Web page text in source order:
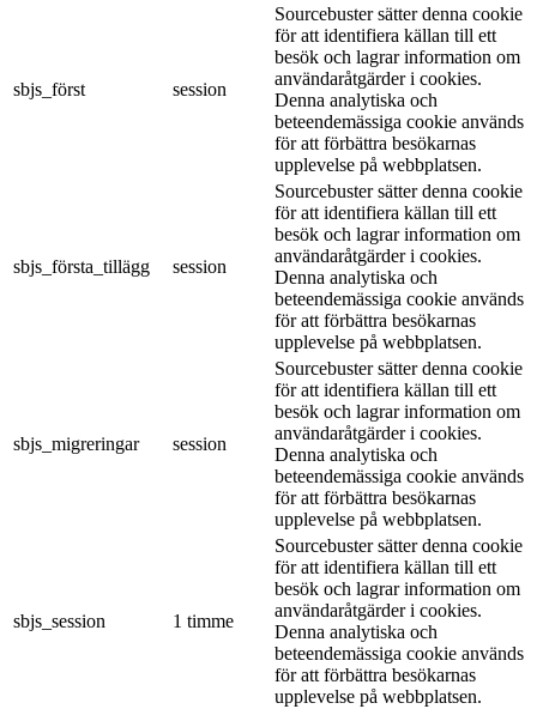
sbjs_först session
Sourcebuster sätter denna cookie
för att identifiera källan till ett
besök och lagrar information om
användaråtgärder i cookies.
Denna analytiska och
beteendemässiga cookie används
för att förbättra besökarnas
upplevelse på webbplatsen.
sbjs_första_tillägg session
Sourcebuster sätter denna cookie
för att identifiera källan till ett
besök och lagrar information om
användaråtgärder i cookies.
Denna analytiska och
beteendemässiga cookie används
för att förbättra besökarnas
upplevelse på webbplatsen.
sbjs_migreringar session
Sourcebuster sätter denna cookie
för att identifiera källan till ett
besök och lagrar information om
användaråtgärder i cookies.
Denna analytiska och
beteendemässiga cookie används
för att förbättra besökarnas
upplevelse på webbplatsen.
sbjs_session 1 timme
Sourcebuster sätter denna cookie
för att identifiera källan till ett
besök och lagrar information om
användaråtgärder i cookies.
Denna analytiska och
beteendemässiga cookie används
för att förbättra besökarnas
upplevelse på webbplatsen.